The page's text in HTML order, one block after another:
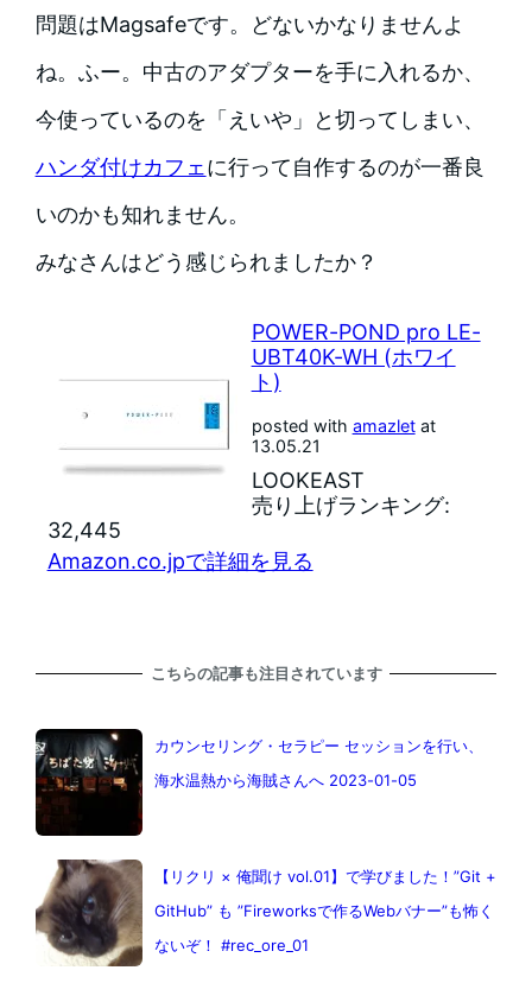
問題はMagsafeです。どないかなりませんよ
ね。ふー。中古のアダプターを手に入れるか、
今使っているのを「えいや」と切ってしまい、
ハンダ付けカフェに行って自作するのが一番良
いのかも知れません。
みなさんはどう感じられましたか？
POWER-POND pro LE-
UBT40K-WH (ホワイ
ト)
posted with amazletat
13.05.21
LOOKEAST
売り上げランキング:
32,445
Amazon.co.jpで詳細を見る
こちらの記事も注目されています
カウンセリング・セラピー セッションを行い、
海水温熱から海賊さんへ 2023-01-05
【リクリ × 俺聞け vol.01】で学びました！”Git +
GitHub” も ”Fireworksで作るWebバナー”も怖く
ないぞ！ #rec_ore_01